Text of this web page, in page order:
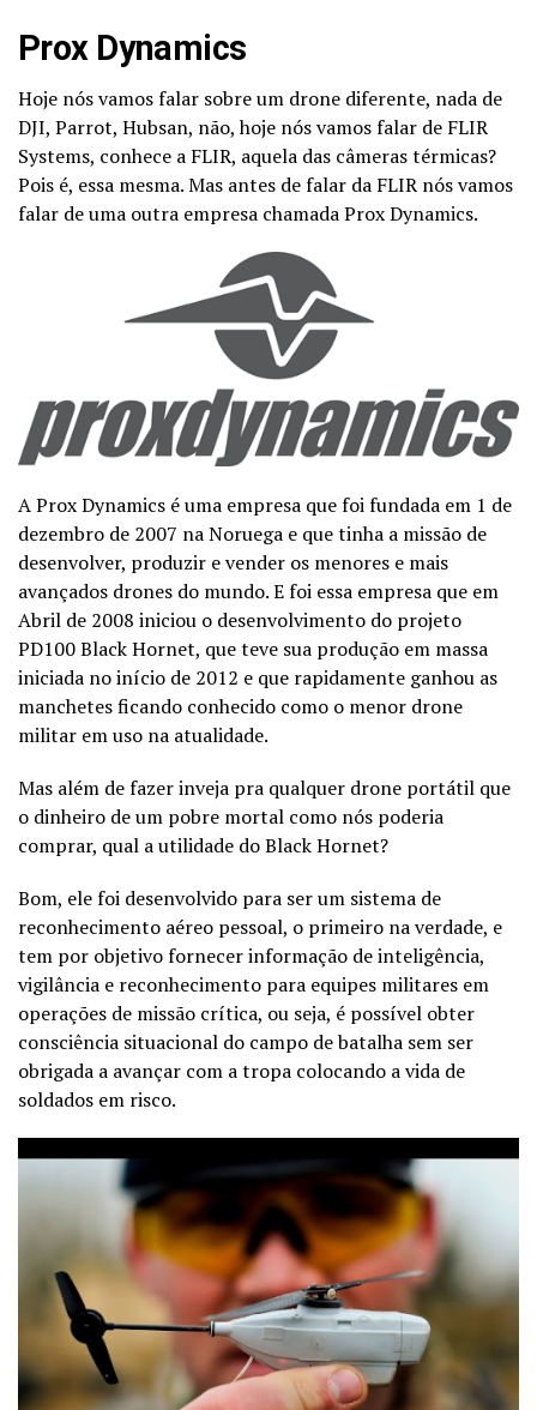
Prox Dynamics
Hoje nós vamos falar sobre um drone diferente, nada de
DJI, Parrot, Hubsan, não, hoje nós vamos falar de FLIR
Systems, conhece a FLIR, aquela das câmeras térmicas?
Pois é, essa mesma. Mas antes de falar da FLIR nós vamos
falar de uma outra empresa chamada Prox Dynamics.
A Prox Dynamics é uma empresa que foi fundada em 1 de
dezembro de 2007 na Noruega e que tinha a missão de
desenvolver, produzir e vender os menores e mais
avançados drones do mundo. E foi essa empresa que em
Abril de 2008 iniciou o desenvolvimento do projeto
PD100 Black Hornet, que teve sua produção em massa
iniciada no início de 2012 e que rapidamente ganhou as
manchetes ficando conhecido como o menor drone
militar em uso na atualidade.
Mas além de fazer inveja pra qualquer drone portátil que
o dinheiro de um pobre mortal como nós poderia
comprar, qual a utilidade do Black Hornet?
Bom, ele foi desenvolvido para ser um sistema de
reconhecimento aéreo pessoal, o primeiro na verdade, e
tem por objetivo fornecer informação de inteligência,
vigilância e reconhecimento para equipes militares em
operações de missão crítica, ou seja, é possível obter
consciência situacional do campo de batalha sem ser
obrigada a avançar com a tropa colocando a vida de
soldados em risco.